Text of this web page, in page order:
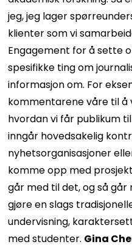
jeg, jeg lager
klienter som vi
Engagement for å sette
spesifikke ting om
informasjon om. For
kommentarene våre til å
hvordan vi får publikum
inngår hovedsakelig
nyhetsorganisasjoner
komme opp med
går med til det, og så
gjøre en slags
undervisning,
med studenter. Gina